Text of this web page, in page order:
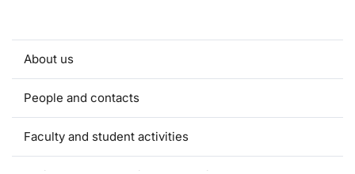
About us
People and contacts
Faculty and student activities